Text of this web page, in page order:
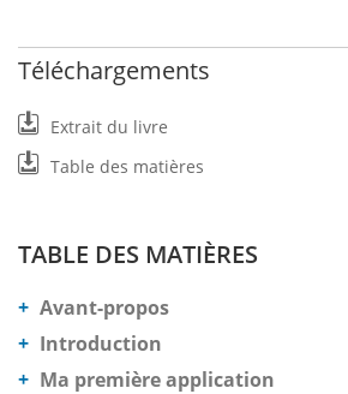
Téléchargements
Extrait du livre
Table des matières
TABLE DES MATIÈRES
Avant-propos
Introduction
Ma première application